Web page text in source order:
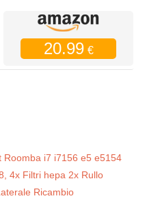
20.99 €
Roomba i7 i7156 e5 e5154
4x Filtri hepa 2x Rullo
Ricambio